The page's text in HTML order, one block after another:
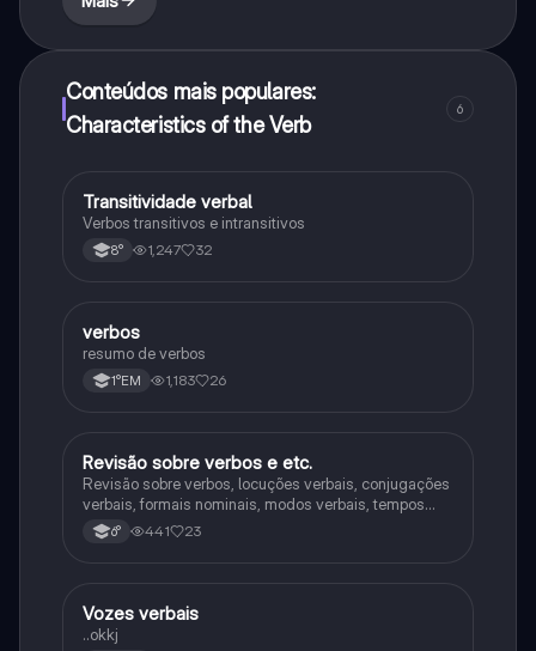
Conteúdos mais populares:
Characteristics of the Verb
6
Português
Transitividade verbal
Verbos transitivos e intransitivos
8° 1,247 32
Português
verbos
resumo de verbos
1°EM 1,183 26
Português
Revisão sobre verbos e etc.
Revisão sobre verbos, locuções verbais, conjugações
verbais, formais nominais, modos verbais, tempos
verbais e pretéritos.
6° 441 23
Português
Vozes verbais
..okkj